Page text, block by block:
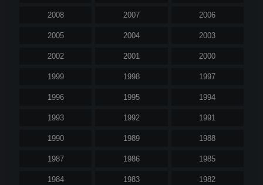
2008 2007 2006
2005 2004 2003
2002 2001 2000
1999 1998 1997
1996 1995 1994
1993 1992 1991
1990 1989 1988
1987 1986 1985
1984 1983 1982